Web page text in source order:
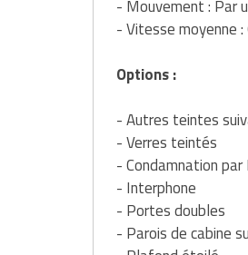
- Mouvement : Par
- Vitesse moyenne
Options :
- Autres teintes
- Verres teintés
- Condamnation
- Interphone
- Portes doubles
- Parois de cabine